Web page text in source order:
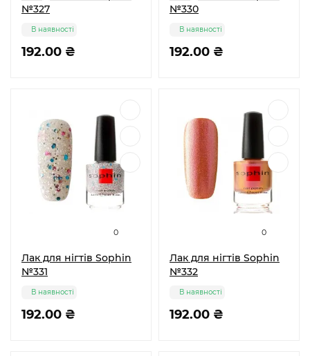
№327
192.00 ₴
В наявності
№330
192.00 ₴
В наявності
0
Лак для нігтів Sophin
№331
192.00 ₴
В наявності
0
Лак для нігтів Sophin
№332
192.00 ₴
В наявності